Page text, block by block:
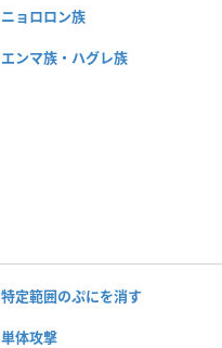
ニョロロン族
エンマ族・ハグレ族
特定範囲のぷにを消す
単体攻撃